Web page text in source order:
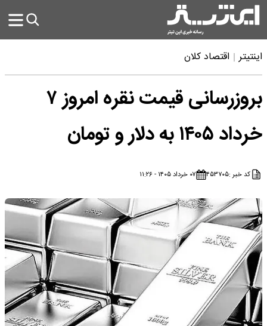
اینتیتر اقتصاد کلان
بروزرسانی قیمت نقره امروز ۷
خرداد ۱۴۰۵ به دلار و تومان
کد خبر :۴۵۳۷۰۵ ۰۷ خرداد ۱۴۰۵ - ۱۱:۲۶